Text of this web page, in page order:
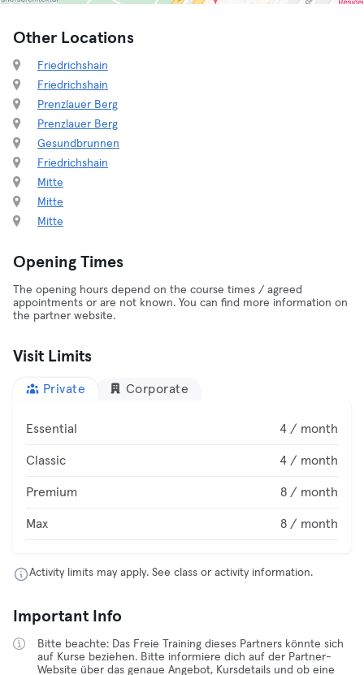
Other Locations
Friedrichshain
Friedrichshain
Prenzlauer Berg
Prenzlauer Berg
Gesundbrunnen
Friedrichshain
Mitte
Mitte
Mitte
Opening Times
The opening hours depend on the course times / agreed
appointments or are not known. You can find more information on
the partner website.
Visit Limits
Private Corporate
Essential 4 / month
Classic 4 / month
Premium 8 / month
Max 8 / month
Activity limits may apply. See class or activity information.
Important Info
Bitte beachte: Das Freie Training dieses Partners könnte sich
auf Kurse beziehen. Bitte informiere dich auf der Partner-
Website über das genaue Angebot, Kursdetails und ob eine